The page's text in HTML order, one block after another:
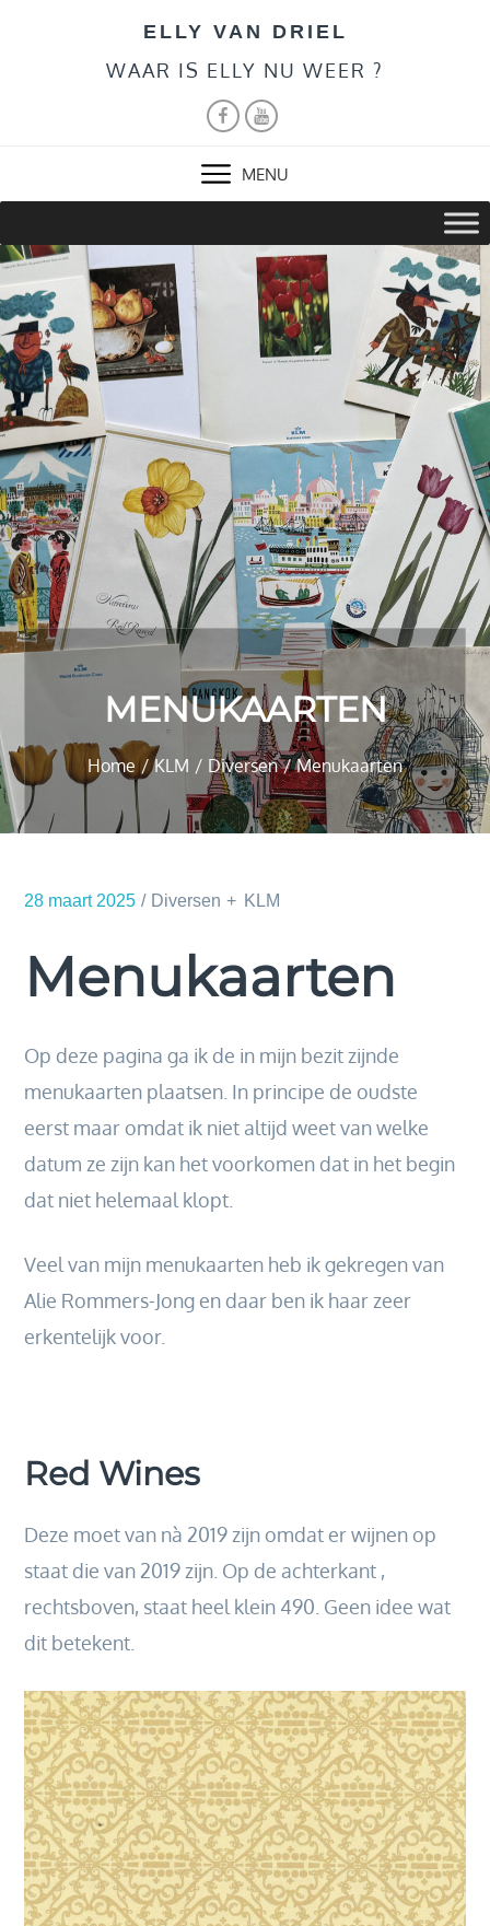
ELLY VAN DRIEL
WAAR IS ELLY NU WEER ?
FACEBOOK
YOUTUBE
MENU
MENUKAARTEN
Home KLM Diversen Menukaarten
28 maart 2025 Diversen KLM
Menukaarten
Op deze pagina ga ik de in mijn bezit zijnde
menukaarten plaatsen. In principe de oudste
eerst maar omdat ik niet altijd weet van welke
datum ze zijn kan het voorkomen dat in het begin
dat niet helemaal klopt.
Veel van mijn menukaarten heb ik gekregen van
Alie Rommers-Jong en daar ben ik haar zeer
erkentelijk voor.
Red Wines
Deze moet van nà 2019 zijn omdat er wijnen op
staat die van 2019 zijn. Op de achterkant ,
rechtsboven, staat heel klein 490. Geen idee wat
dit betekent.